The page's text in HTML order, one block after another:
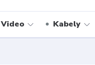
Video Kabely